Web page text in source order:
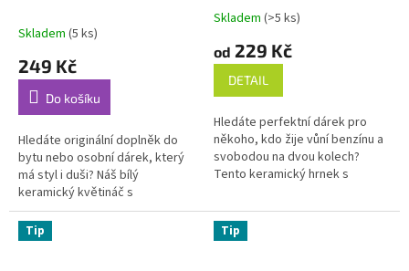
Skladem (5 ks)
249 Kč
Do košíku
Hledáte originální doplněk do
bytu nebo osobní dárek, který
má styl i duši? Náš bílý
keramický květináč s
gravírováním je ideální volbou.
Nápis -,, Jsem v rukou...
Jezdec s vaším jménem
Průměrné
produktu
5
hvězdiček.
Skladem (>5 ks)
od 229 Kč
DETAIL
Hledáte perfektní dárek pro
někoho, kdo žije vůní benzínu a
svobodou na dvou kolech?
Tento keramický hrnek s
jezdce, ať už pije ranní...
Tip Tip